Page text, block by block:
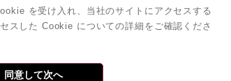
については、下記contactバーナーよりお
を受け入れ、当社のサイトにアクセスする
スした Cookie についての詳細をご確認くださ
同意して次へ